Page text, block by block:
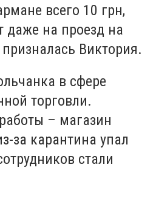
всего 10 грн,
даже на проезд на
Виктория.
в сфере
торговли.
– магазин
за карантина упал
стали